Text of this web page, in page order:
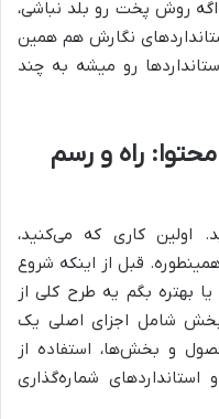
اگه روش پخت رو بلد نباشی،
نگارش هم همین
رو میشه به چند
محتوا: راه و رسم
اولین کاری که می‌کنید،
قبل از اینکه شروع
بهتره بگم یه طرح کلی از
بخش شامل اجزای اصلی یک
و بخش‌ها، استفاده از
شماره‌گذاری